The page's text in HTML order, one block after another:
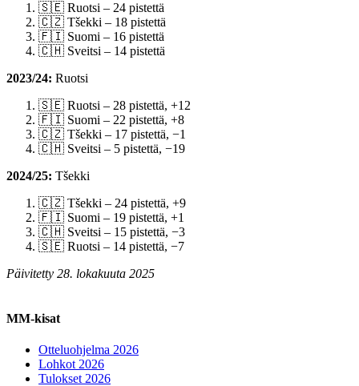
🇸🇪 Ruotsi – 24 pistettä
🇨🇿 Tšekki – 18 pistettä
🇫🇮 Suomi – 16 pistettä
🇨🇭 Sveitsi – 14 pistettä
2023/24: Ruotsi
🇸🇪 Ruotsi – 28 pistettä, +12
🇫🇮 Suomi – 22 pistettä, +8
🇨🇿 Tšekki – 17 pistettä, −1
🇨🇭 Sveitsi – 5 pistettä, −19
2024/25: Tšekki
🇨🇿 Tšekki – 24 pistettä, +9
🇫🇮 Suomi – 19 pistettä, +1
🇨🇭 Sveitsi – 15 pistettä, −3
🇸🇪 Ruotsi – 14 pistettä, −7
Päivitetty 28. lokakuuta 2025
MM-kisat
Otteluohjelma 2026
Lohkot 2026
Tulokset 2026